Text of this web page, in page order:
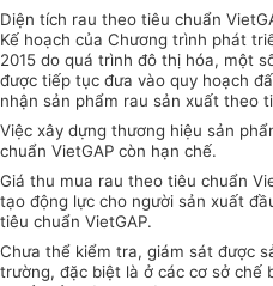
Diện tích rau theo tiêu chuẩn
Kế hoạch của Chương trình phát
2015 do quá trình đô thị hóa, một
được tiếp tục đưa vào quy hoạch
nhận sản phẩm rau sản xuất theo
Việc xây dựng thương hiệu sản
chuẩn VietGAP còn hạn chế.
Giá thu mua rau theo tiêu chuẩn
tạo động lực cho người sản xuất
tiêu chuẩn VietGAP.
Chưa thể kiểm tra, giám sát được
trường, đặc biệt là ở các cơ sở chế